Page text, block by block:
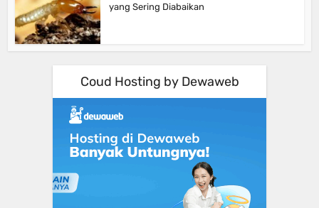
yang Sering Diabaikan
Coud Hosting by Dewaweb